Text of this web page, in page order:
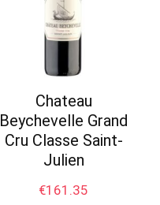
Chateau
Beychevelle Grand
Cru Classe Saint-
Julien
€161.35